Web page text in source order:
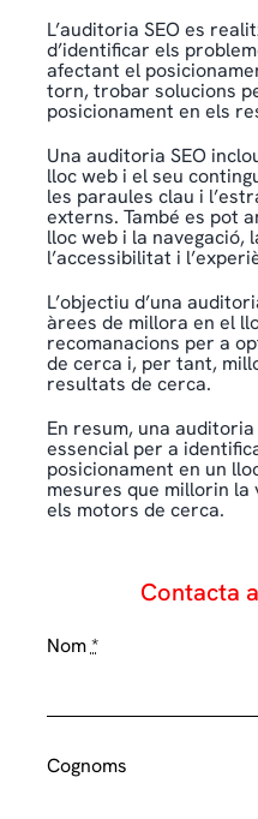
L’auditoria SEO es
d’identificar els
afectant el
torn, trobar solucions
posicionament en els
Una auditoria SEO
lloc web i el seu
les paraules clau i
externs. També es pot
lloc web i la navegació,
l’accessibilitat i
L’objectiu d’una
àrees de millora en el
recomanacions per a
de cerca i, per tant,
resultats de cerca.
En resum, una
essencial per a
posicionament en un
mesures que millorin
els motors de cerca.
Contacta
Nom*
Cognoms